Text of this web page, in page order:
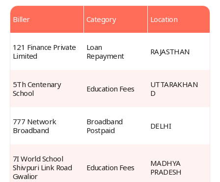
Billers
Biller Category Location
121 Finance Private
Limited
Loan
Repayment
RAJASTHAN
5Th Centenary
School
Education Fees
UTTARAKHAN
D
777 Network
Broadband
Broadband
Postpaid
DELHI
7I World School
Shivpuri Link Road
Gwalior
Education Fees
MADHYA
PRADESH